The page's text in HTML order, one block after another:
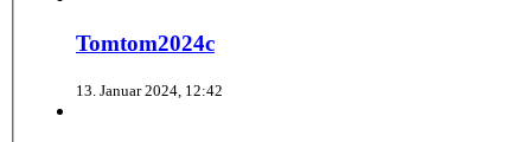
Tomtom2024c
13. Januar 2024, 12:42